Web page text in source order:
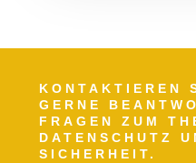
KONTAKTIEREN
GERNE
FRAGEN ZUM
DATENSCHUTZ
SICHERHEIT.